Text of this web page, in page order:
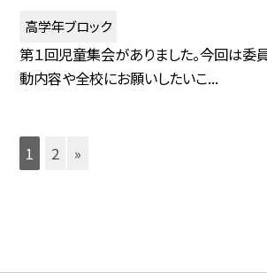
高学年ブロック
第１回児童集会がありました。今回は
動内容や全校にお願いしたいこ...
1 2 »